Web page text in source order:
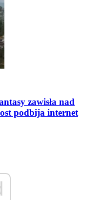
zawisła nad
podbija internet